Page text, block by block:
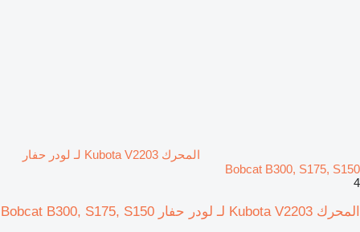
المحرك Kubota V2203 لـ لودر حفار
Bobcat B300, S175, S150
4
المحرك Kubota V2203 لـ لودر حفار Bobcat B300, S175, S150